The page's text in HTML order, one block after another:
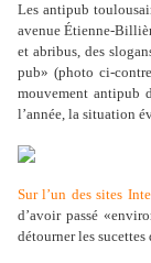
Les antipub
avenue Étienne-
et abribus, des
pub» (photo ci-
mouvement antipub
l’année, la situation
Sur l’un des sites
d’avoir passé
détourner les